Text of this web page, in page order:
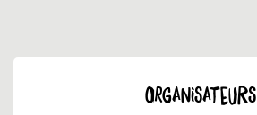
ORGANISATEURS